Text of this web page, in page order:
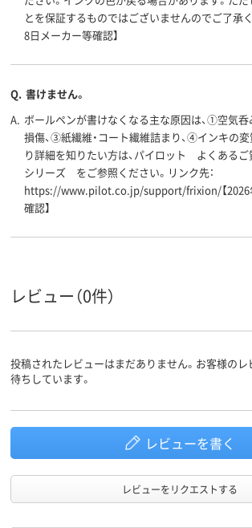
とを保証するものではございませんのでご了承
8日メーカー等確認】
Q. 書けません。
A. ボールペンが書けなくなる主な原因は、①空気
損傷、③紙繊維・コート繊維詰まり、④インキの変
り詳細を知りたい方は、パイロット よくある
シリーズ をご参照ください。リンク先：
https://www.pilot.co.jp/support/frixion/【2026
確認】
レビュー（0件）
投稿されたレビューはまだありません。お客様の
待ちしています。
レビューを書く
レビューをリクエストする